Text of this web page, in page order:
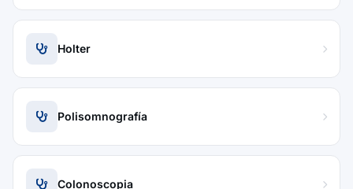
Holter
Polisomnografía
Colonoscopia